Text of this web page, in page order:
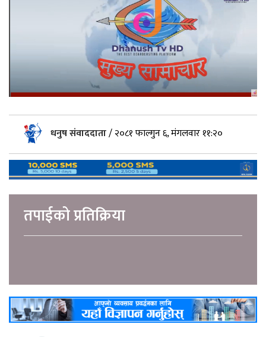
धनुष संवाददाता/२०८१ फाल्गुन ६, मंगलवार ११:२०
तपाईको प्रतिक्रिया